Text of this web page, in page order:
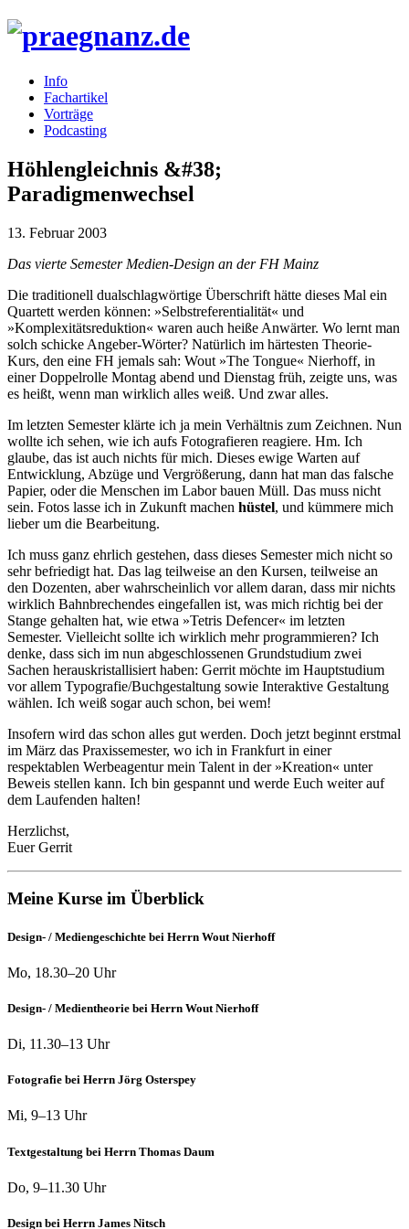
Info
Fachartikel
Vorträge
Podcasting
Höhlengleichnis &#38;
Paradigmenwechsel
13. Februar 2003
Das vierte Semester Medien-Design an der FH Mainz
Die traditionell dualschlagwörtige Überschrift hätte dieses Mal ein
Quartett werden können: »Selbstreferentialität« und
»Komplexitätsreduktion« waren auch heiße Anwärter. Wo lernt man
solch schicke Angeber-Wörter? Natürlich im härtesten Theorie-
Kurs, den eine FH jemals sah: Wout »The Tongue« Nierhoff, in
einer Doppelrolle Montag abend und Dienstag früh, zeigte uns, was
es heißt, wenn man wirklich alles weiß. Und zwar alles.
Im letzten Semester klärte ich ja mein Verhältnis zum Zeichnen. Nun
wollte ich sehen, wie ich aufs Fotografieren reagiere. Hm. Ich
glaube, das ist auch nichts für mich. Dieses ewige Warten auf
Entwicklung, Abzüge und Vergrößerung, dann hat man das falsche
Papier, oder die Menschen im Labor bauen Müll. Das muss nicht
sein. Fotos lasse ich in Zukunft machen hüstel, und kümmere mich
lieber um die Bearbeitung.
Ich muss ganz ehrlich gestehen, dass dieses Semester mich nicht so
sehr befriedigt hat. Das lag teilweise an den Kursen, teilweise an
den Dozenten, aber wahrscheinlich vor allem daran, dass mir nichts
wirklich Bahnbrechendes eingefallen ist, was mich richtig bei der
Stange gehalten hat, wie etwa »Tetris Defencer« im letzten
Semester. Vielleicht sollte ich wirklich mehr programmieren? Ich
denke, dass sich im nun abgeschlossenen Grundstudium zwei
Sachen herauskristallisiert haben: Gerrit möchte im Hauptstudium
vor allem Typografie/Buchgestaltung sowie Interaktive Gestaltung
wählen. Ich weiß sogar auch schon, bei wem!
Insofern wird das schon alles gut werden. Doch jetzt beginnt erstmal
im März das Praxissemester, wo ich in Frankfurt in einer
respektablen Werbeagentur mein Talent in der »Kreation« unter
Beweis stellen kann. Ich bin gespannt und werde Euch weiter auf
dem Laufenden halten!
Herzlichst,
Euer Gerrit
Meine Kurse im Überblick
Design- / Mediengeschichte bei Herrn Wout Nierhoff
Mo, 18.30–20 Uhr
Design- / Medientheorie bei Herrn Wout Nierhoff
Di, 11.30–13 Uhr
Fotografie bei Herrn Jörg Osterspey
Mi, 9–13 Uhr
Textgestaltung bei Herrn Thomas Daum
Do, 9–11.30 Uhr
Design bei Herrn James Nitsch